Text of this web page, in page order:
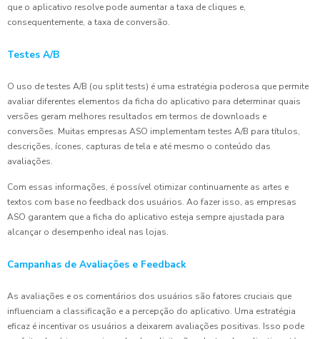
que o aplicativo resolve pode aumentar a taxa de cliques e,
consequentemente, a taxa de conversão.
Testes A/B
O uso de testes A/B (ou split tests) é uma estratégia poderosa que permite
avaliar diferentes elementos da ficha do aplicativo para determinar quais
versões geram melhores resultados em termos de downloads e
conversões. Muitas empresas ASO implementam testes A/B para títulos,
descrições, ícones, capturas de tela e até mesmo o conteúdo das
avaliações.
Com essas informações, é possível otimizar continuamente as artes e
textos com base no feedback dos usuários. Ao fazer isso, as empresas
ASO garantem que a ficha do aplicativo esteja sempre ajustada para
alcançar o desempenho ideal nas lojas.
Campanhas de Avaliações e Feedback
As avaliações e os comentários dos usuários são fatores cruciais que
influenciam a classificação e a percepção do aplicativo. Uma estratégia
eficaz é incentivar os usuários a deixarem avaliações positivas. Isso pode